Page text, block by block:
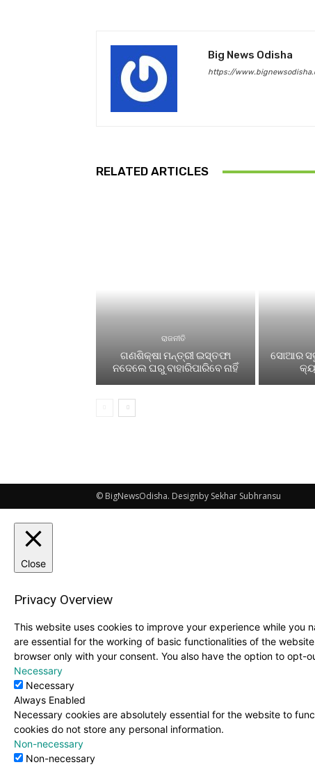
Big News Odisha
https://
RELATED ARTICLES
ରାଜନୀତି
ଗଣଶିକ୍ଷା ମନ୍ତ୍ରୀ ଇସ୍ତଫା
ନଦେଲେ ଘରୁ ବାହାରିପାରିବେ ନାହିଁ
ସୋଆର
© BigNewsOdisha. Designby Sekhar Subhransu
Close
Privacy Overview
This website uses cookies to improve your experience while
are essential for the working of basic functionalities of the
browser only with your consent. You also have the option to
Necessary
Necessary
Always Enabled
Necessary cookies are absolutely essential for the website to
cookies do not store any personal information.
Non-necessary
Non-necessary